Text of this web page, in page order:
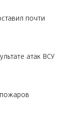
почти
атак ВСУ